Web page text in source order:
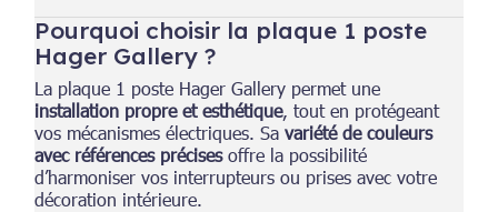
Pourquoi choisir la plaque 1 poste
Hager Gallery ?
La plaque 1 poste Hager Gallery permet une
installation propre et esthétique, tout en protégeant
vos mécanismes électriques. Savariété de couleurs
avec références précisesoffre la possibilité
d’harmoniser vos interrupteurs ou prises avec votre
décoration intérieure.